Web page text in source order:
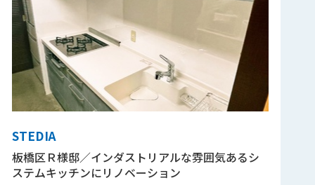
STEDIA
板橋区Ｒ様邸／インダストリアルな雰囲気あるシ
ステムキッチンにリノベーション